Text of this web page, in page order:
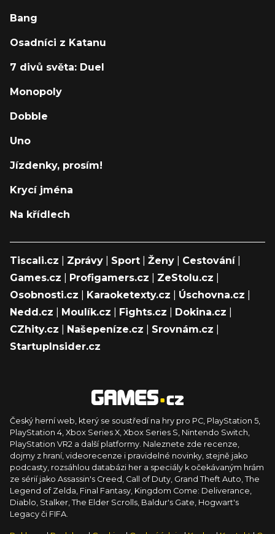
Bang
Osadníci z Katanu
7 divů světa: Duel
Monopoly
Dobble
Uno
Jízdenky, prosím!
Krycí jména
Na křídlech
Tiscali.cz Zprávy Sport Ženy Cestování|
Games.cz
Profigamers.cz ZeStolu.cz
Osobnosti.cz
Karaoketexty.cz Úschovna.cz
Nedd.cz
Moulík.cz Fights.cz Dokina.cz
CZhity.cz
Našepeníze.cz Srovnám.cz
StartupInsider.cz
Český herní web, který se soustředí na hry pro PC, PlayStation 5,
PlayStation 4, Xbox Series X, Xbox Series S, Nintendo Switch,
PlayStation VR2 a další platformy. Naleznete zde recenze,
dojmy z hraní, videorecenze i pravidelné novinky, stejně jako
podcasty, rozsáhlou databázi her a speciály k očekávaným hrám
ze sérií jako Assassin's Creed, Call of Duty, Grand Theft Auto, The
Legend of Zelda, Final Fantasy, Kingdom Come: Deliverance,
Diablo, Stalker, The Elder Scrolls, Baldur's Gate, Hogwart's
Legacy či FIFA.